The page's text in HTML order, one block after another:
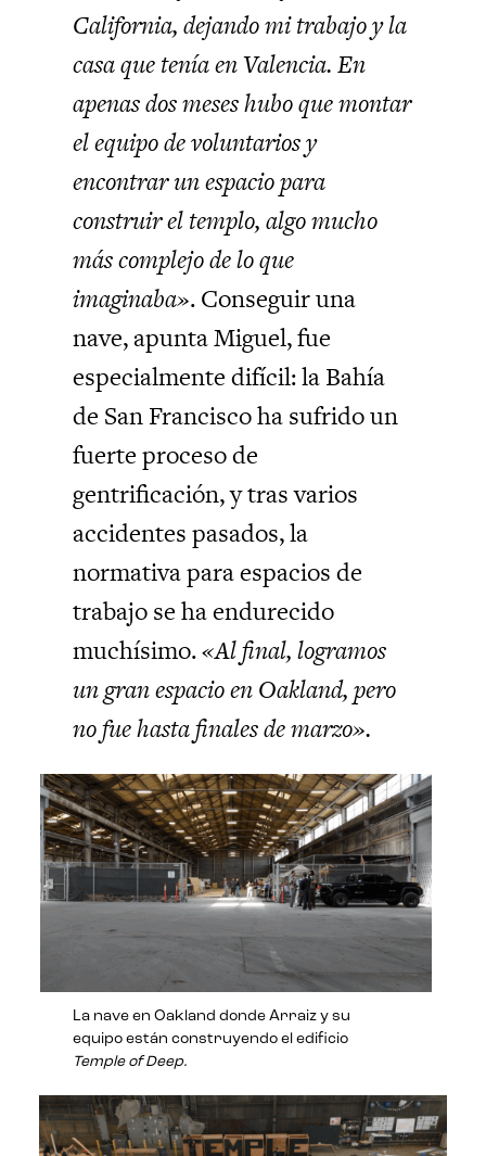
California, dejando mi trabajo y la
casa que tenía en Valencia. En
apenas dos meses hubo que montar
el equipo de voluntarios y
encontrar un espacio para
construir el templo, algo mucho
más complejo de lo que
imaginaba». Conseguir una
nave, apunta Miguel, fue
especialmente difícil: la Bahía
de San Francisco ha sufrido un
fuerte proceso de
gentrificación, y tras varios
accidentes pasados, la
normativa para espacios de
trabajo se ha endurecido
muchísimo.«Al final, logramos
un gran espacio en Oakland, pero
no fue hasta finales de marzo».
La nave en Oakland donde Arraiz y su
equipo están construyendo el edificio
Temple of Deep.